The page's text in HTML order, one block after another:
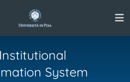
Institutional
System